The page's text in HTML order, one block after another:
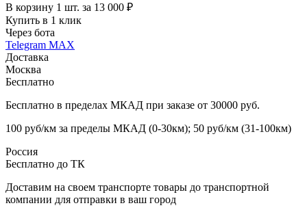
В корзину 1 шт. за 13 000 ₽
Купить в 1 клик
Через бота
Telegram MAX
Доставка
Москва
Бесплатно
Бесплатно в пределах МКАД при заказе от 30000 руб.
100 руб/км за пределы МКАД (0-30км); 50 руб/км (31-100км)
Россия
Бесплатно до ТК
Доставим на своем транспорте товары до транспортной
компании для отправки в ваш город